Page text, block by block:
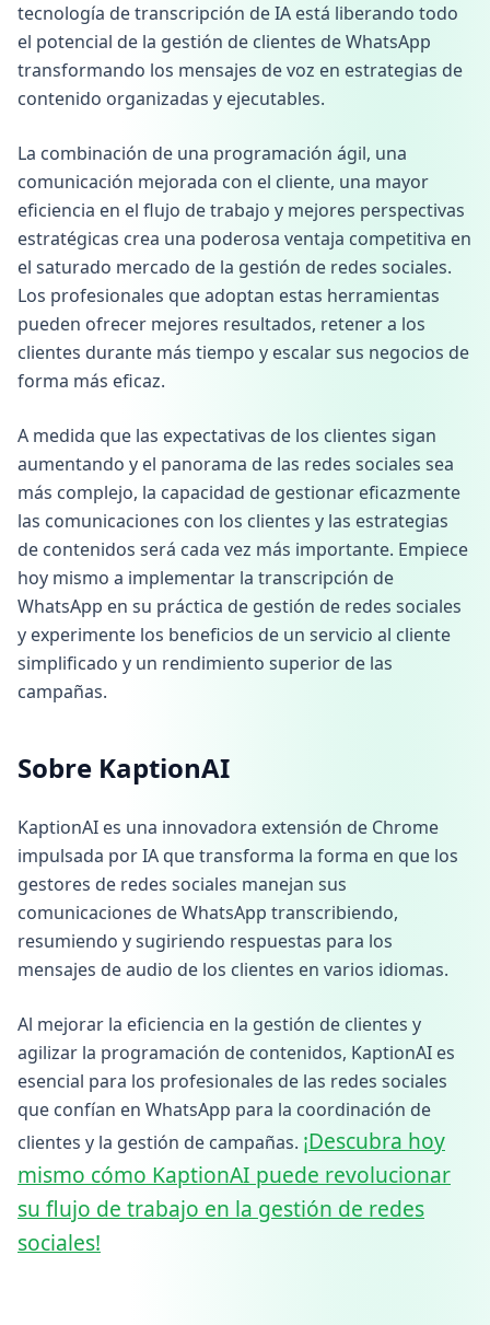
tecnología de transcripción de IA está liberando todo
el potencial de la gestión de clientes de WhatsApp
transformando los mensajes de voz en estrategias de
contenido organizadas y ejecutables.
La combinación de una programación ágil, una
comunicación mejorada con el cliente, una mayor
eficiencia en el flujo de trabajo y mejores perspectivas
estratégicas crea una poderosa ventaja competitiva en
el saturado mercado de la gestión de redes sociales.
Los profesionales que adoptan estas herramientas
pueden ofrecer mejores resultados, retener a los
clientes durante más tiempo y escalar sus negocios de
forma más eficaz.
A medida que las expectativas de los clientes sigan
aumentando y el panorama de las redes sociales sea
más complejo, la capacidad de gestionar eficazmente
las comunicaciones con los clientes y las estrategias
de contenidos será cada vez más importante. Empiece
hoy mismo a implementar la transcripción de
WhatsApp en su práctica de gestión de redes sociales
y experimente los beneficios de un servicio al cliente
simplificado y un rendimiento superior de las
campañas.
Sobre KaptionAI
KaptionAI es una innovadora extensión de Chrome
impulsada por IA que transforma la forma en que los
gestores de redes sociales manejan sus
comunicaciones de WhatsApp transcribiendo,
resumiendo y sugiriendo respuestas para los
mensajes de audio de los clientes en varios idiomas.
Al mejorar la eficiencia en la gestión de clientes y
agilizar la programación de contenidos, KaptionAI es
esencial para los profesionales de las redes sociales
que confían en WhatsApp para la coordinación de
clientes y la gestión de campañas. ¡Descubra hoy
mismo cómo KaptionAI puede revolucionar
su flujo de trabajo en la gestión de redes
sociales!